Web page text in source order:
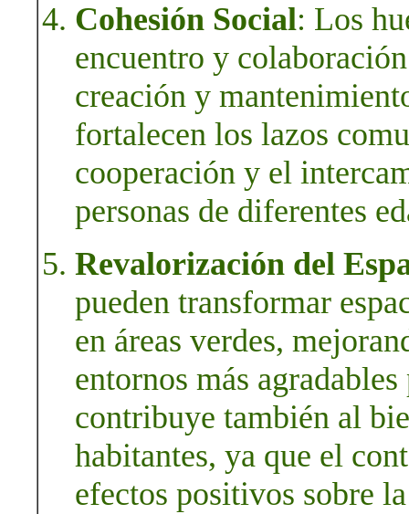
Cohesión Social: Los
encuentro y
creación y
fortalecen los lazos
cooperación y el
personas de diferentes
Revalorización del
pueden transformar
en áreas verdes,
entornos más
contribuye también al
habitantes, ya que el
efectos positivos sobre